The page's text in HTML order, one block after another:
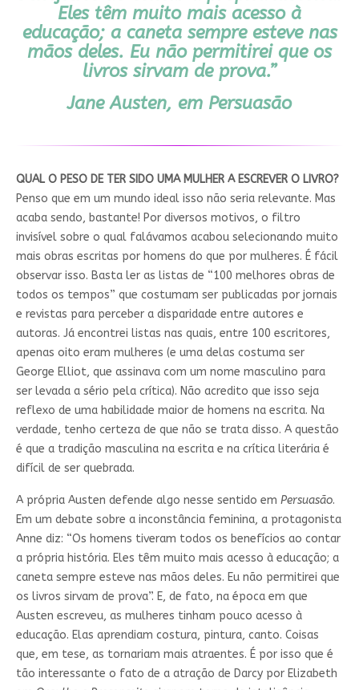
Eles têm muito mais acesso à
educação; a caneta sempre esteve nas
mãos deles. Eu não permitirei que os
livros sirvam de prova.”
Jane Austen, em Persuasão
QUAL O PESO DE TER SIDO UMA MULHER A ESCREVER O LIVRO?
Penso que em um mundo ideal isso não seria relevante. Mas
acaba sendo, bastante! Por diversos motivos, o filtro
invisível sobre o qual falávamos acabou selecionando muito
mais obras escritas por homens do que por mulheres. É fácil
observar isso. Basta ler as listas de “100 melhores obras de
todos os tempos” que costumam ser publicadas por jornais
e revistas para perceber a disparidade entre autores e
autoras. Já encontrei listas nas quais, entre 100 escritores,
apenas oito eram mulheres (e uma delas costuma ser
George Elliot, que assinava com um nome masculino para
ser levada a sério pela crítica). Não acredito que isso seja
reflexo de uma habilidade maior de homens na escrita. Na
verdade, tenho certeza de que não se trata disso. A questão
é que a tradição masculina na escrita e na crítica literária é
difícil de ser quebrada.
A própria Austen defende algo nesse sentido em Persuasão.
Em um debate sobre a inconstância feminina, a protagonista
Anne diz: “Os homens tiveram todos os benefícios ao contar
a própria história. Eles têm muito mais acesso à educação; a
caneta sempre esteve nas mãos deles. Eu não permitirei que
os livros sirvam de prova”. E, de fato, na época em que
Austen escreveu, as mulheres tinham pouco acesso à
educação. Elas aprendiam costura, pintura, canto. Coisas
que, em tese, as tornariam mais atraentes. É por isso que é
tão interessante o fato de a atração de Darcy por Elizabeth